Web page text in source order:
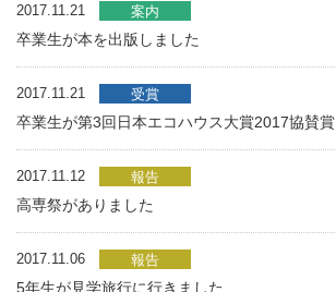
2017.11.21 案内
卒業生が本を出版しました
2017.11.21 受賞
卒業生が第3回日本エコハウス大賞2017協賛賞
2017.11.12 報告
高専祭がありました
2017.11.06 報告
5年生が見学旅行に行きました